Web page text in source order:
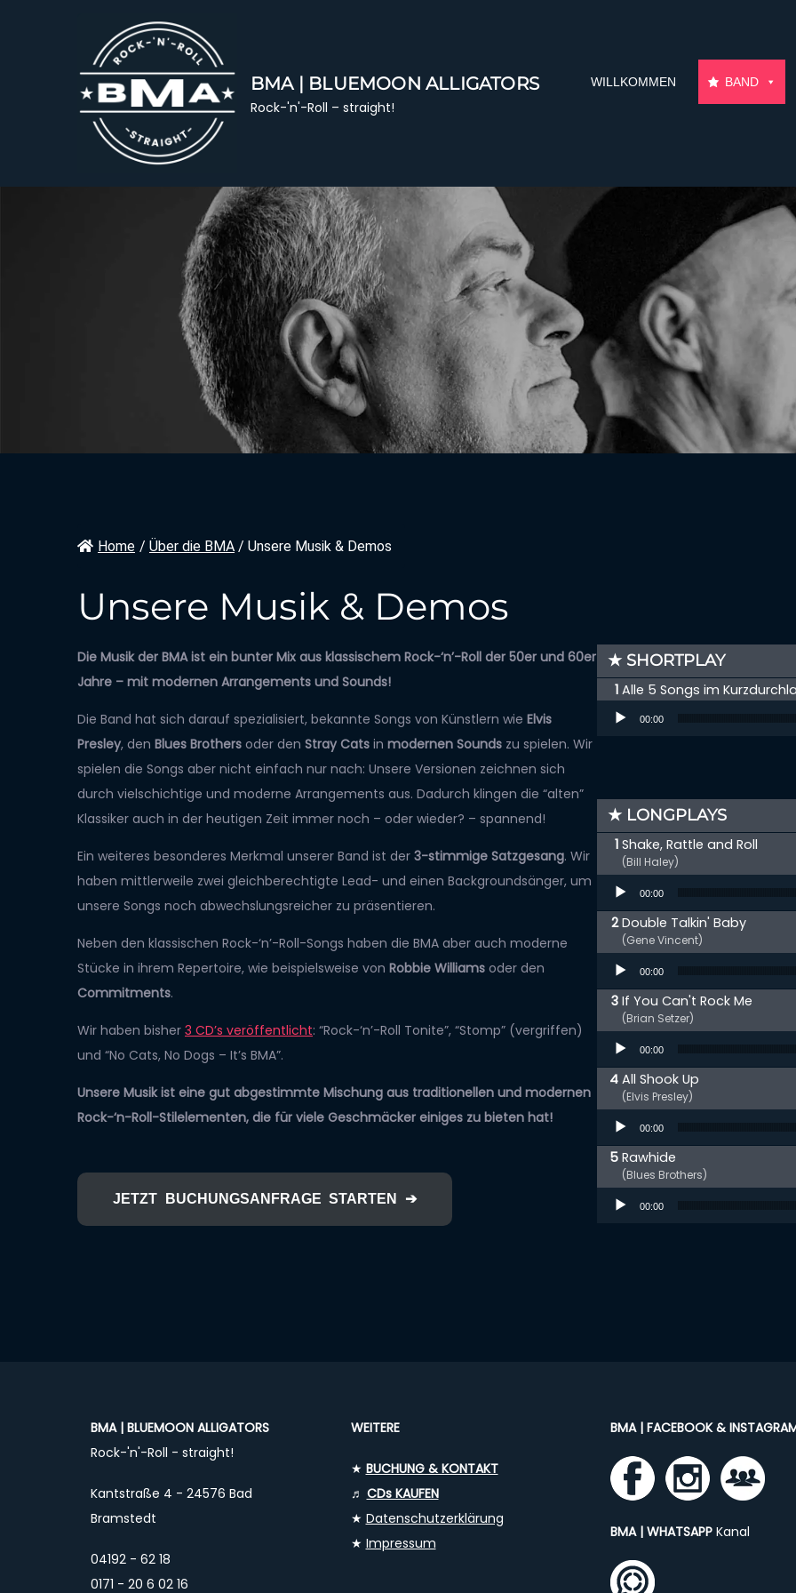
BMA | BLUEMOON ALLIGATORS
Rock-'n'-Roll – straight!
WILLKOMMEN BAND
Home / Über die BMA / Unsere Musik & Demos
Unsere Musik & Demos
Die Musik der BMA ist ein bunter Mix aus klassischem Rock-‘n’-Roll der 50er und 60er
Jahre – mit modernen Arrangements und Sounds!
Die Band hat sich darauf spezialisiert, bekannte Songs von Künstlern wie Elvis
Presley, den Blues Brothers oder den Stray Cats in modernen Sounds zu spielen. Wir
spielen die Songs aber nicht einfach nur nach: Unsere Versionen zeichnen sich
durch vielschichtige und moderne Arrangements aus. Dadurch klingen die “alten”
Klassiker auch in der heutigen Zeit immer noch – oder wieder? – spannend!
Ein weiteres besonderes Merkmal unserer Band ist der 3-stimmige Satzgesang. Wir
haben mittlerweile zwei gleichberechtigte Lead- und einen Backgroundsänger, um
unsere Songs noch abwechslungsreicher zu präsentieren.
Neben den klassischen Rock-‘n’-Roll-Songs haben die BMA aber auch moderne
Stücke in ihrem Repertoire, wie beispielsweise von Robbie Williams oder den
Commitments.
Wir haben bisher 3 CD’s veröffentlicht: “Rock-‘n’-Roll Tonite”, “Stomp” (vergriffen)
und “No Cats, No Dogs – It’s BMA”.
Unsere Musik ist eine gut abgestimmte Mischung aus traditionellen und modernen
Rock-‘n-Roll-Stilelementen, die für viele Geschmäcker einiges zu bieten hat!
JETZT BUCHUNGSANFRAGE STARTEN ➔
★ SHORTPLAY
Alle 5 Songs im
Audio-Player
00:00
★ LONGPLAYS
Shake, Rattle and Roll
(Bill Haley)
Audio-Player
00:00
Double Talkin' Baby
(Gene Vincent)
Audio-Player
00:00
If You Can't Rock Me
(Brian Setzer)
Audio-Player
00:00
All Shook Up
(Elvis Presley)
Audio-Player
00:00
Rawhide
(Blues Brothers)
Audio-Player
00:00
BMA | BLUEMOON ALLIGATORS
Rock-'n'-Roll - straight!
Kantstraße 4 - 24576 Bad
Bramstedt
04192 - 62 18
0171 - 20 6 02 16
WEITERE
★ BUCHUNG & KONTAKT
♬ CDs KAUFEN
★ Datenschutzerklärung
★ Impressum
BMA | FACEBOOK &
BMA | WHATSAPP Kanal